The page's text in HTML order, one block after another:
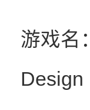
游戏名：
Design